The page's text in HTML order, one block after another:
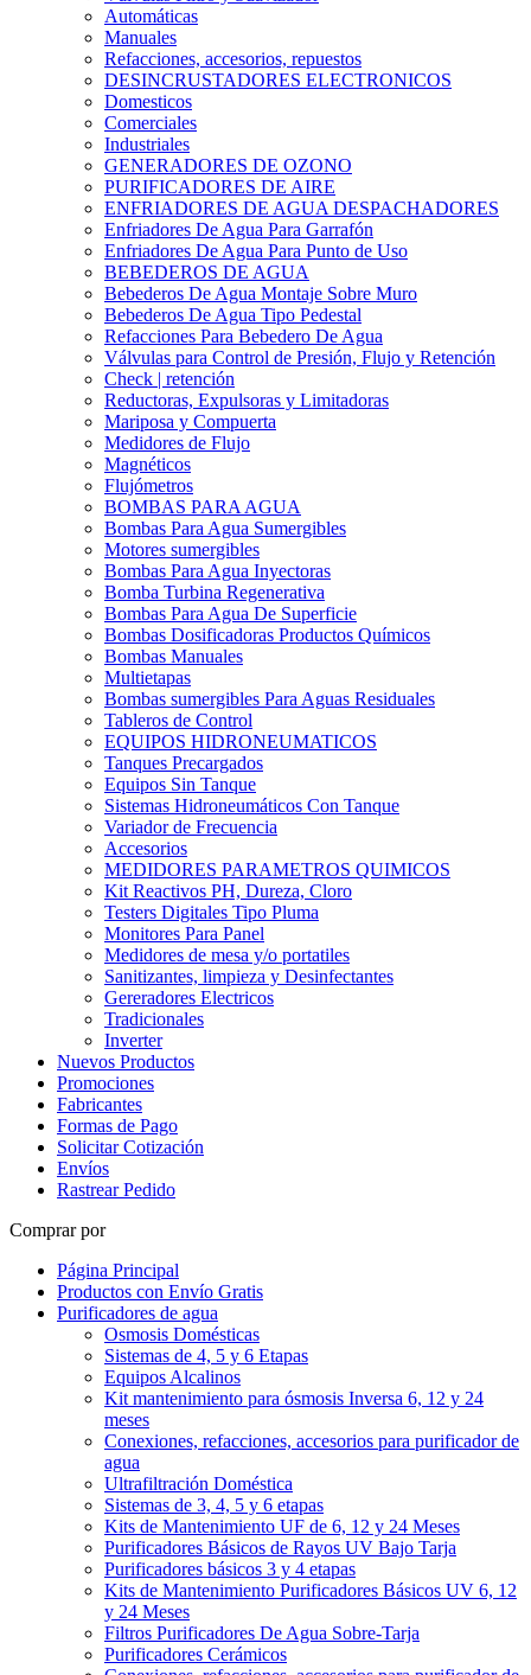
Automáticas
Manuales
Refacciones, accesorios, repuestos
DESINCRUSTADORES ELECTRONICOS
Domesticos
Comerciales
Industriales
GENERADORES DE OZONO
PURIFICADORES DE AIRE
ENFRIADORES DE AGUA DESPACHADORES
Enfriadores De Agua Para Garrafón
Enfriadores De Agua Para Punto de Uso
BEBEDEROS DE AGUA
Bebederos De Agua Montaje Sobre Muro
Bebederos De Agua Tipo Pedestal
Refacciones Para Bebedero De Agua
Válvulas para Control de Presión, Flujo y Retención
Check | retención
Reductoras, Expulsoras y Limitadoras
Mariposa y Compuerta
Medidores de Flujo
Magnéticos
Flujómetros
BOMBAS PARA AGUA
Bombas Para Agua Sumergibles
Motores sumergibles
Bombas Para Agua Inyectoras
Bomba Turbina Regenerativa
Bombas Para Agua De Superficie
Bombas Dosificadoras Productos Químicos
Bombas Manuales
Multietapas
Bombas sumergibles Para Aguas Residuales
Tableros de Control
EQUIPOS HIDRONEUMATICOS
Tanques Precargados
Equipos Sin Tanque
Sistemas Hidroneumáticos Con Tanque
Variador de Frecuencia
Accesorios
MEDIDORES PARAMETROS QUIMICOS
Kit Reactivos PH, Dureza, Cloro
Testers Digitales Tipo Pluma
Monitores Para Panel
Medidores de mesa y/o portatiles
Sanitizantes, limpieza y Desinfectantes
Gereradores Electricos
Tradicionales
Inverter
Nuevos Productos
Promociones
Fabricantes
Formas de Pago
Solicitar Cotización
Envíos
Rastrear Pedido
Comprar por
Página Principal
Productos con Envío Gratis
Purificadores de agua
Osmosis Domésticas
Sistemas de 4, 5 y 6 Etapas
Equipos Alcalinos
Kit mantenimiento para ósmosis Inversa 6, 12 y 24
meses
Conexiones, refacciones, accesorios para purificador de
agua
Ultrafiltración Doméstica
Sistemas de 3, 4, 5 y 6 etapas
Kits de Mantenimiento UF de 6, 12 y 24 Meses
Purificadores Básicos de Rayos UV Bajo Tarja
Purificadores básicos 3 y 4 etapas
Kits de Mantenimiento Purificadores Básicos UV 6, 12
y 24 Meses
Filtros Purificadores De Agua Sobre-Tarja
Purificadores Cerámicos